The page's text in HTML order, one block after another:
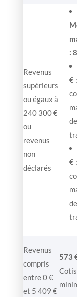
Revenus
supérieurs
ou égaux à
240 300 €
ou
revenus
non
déclarés
:
€ :
€ :
Revenus
compris
entre 0 €
et 5 409 €
573